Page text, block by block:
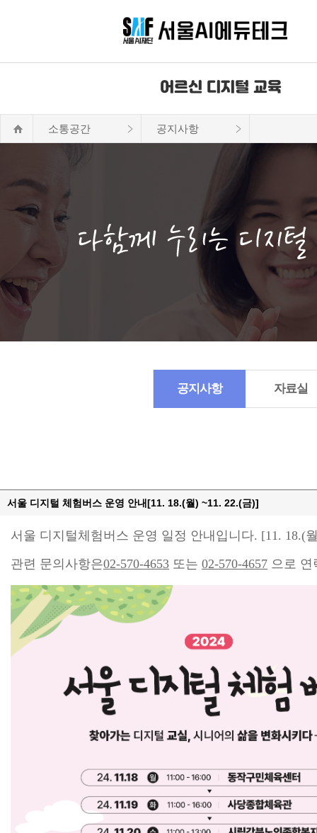
어르신 디지털 교육
소통공간 공지사항
공지사항 자료실
서울 디지털 체험버스 운영 안내[11. 18.(월) ~11. 22.(금)]
서울 디지털체험버스 운영 일정 안내입니다. [11. 18.(
관련 문의사항은02-570-4653 또는 02-570-4657 으로 연